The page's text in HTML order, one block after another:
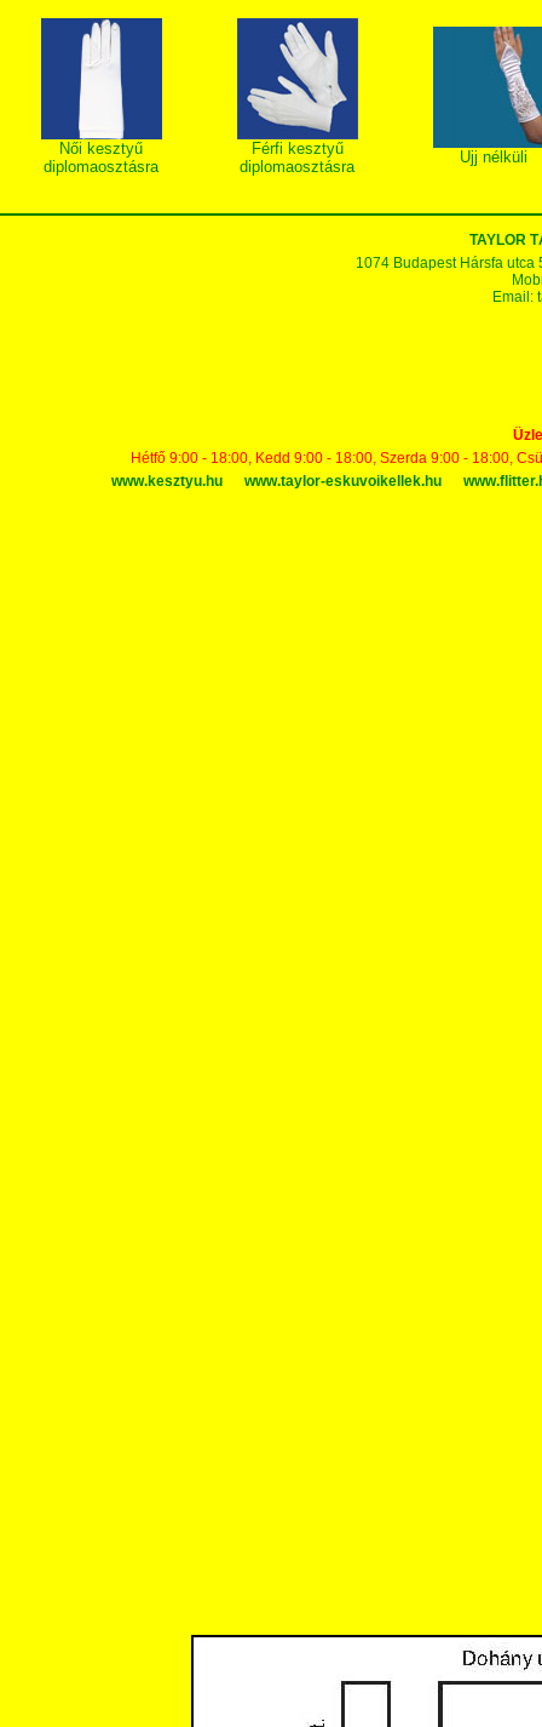
Női kesztyű
diplomaosztásra
Férfi kesztyű
diplomaosztásra
Ujj nélküli
TAYLOR
1074 Budapest Hársfa utca
Email:
Hétfő 9:00 - 18:00, Kedd 9:00 - 18:00, Szerda 9:00 - 18:00,
www.kesztyu.hu
www.taylor-eskuvoikellek.hu